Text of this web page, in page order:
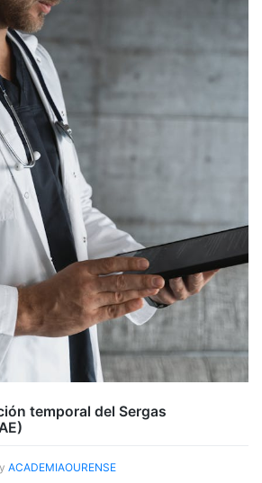
temporal del Sergas
ACADEMIAOURENSE